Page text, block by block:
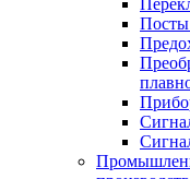
Посты